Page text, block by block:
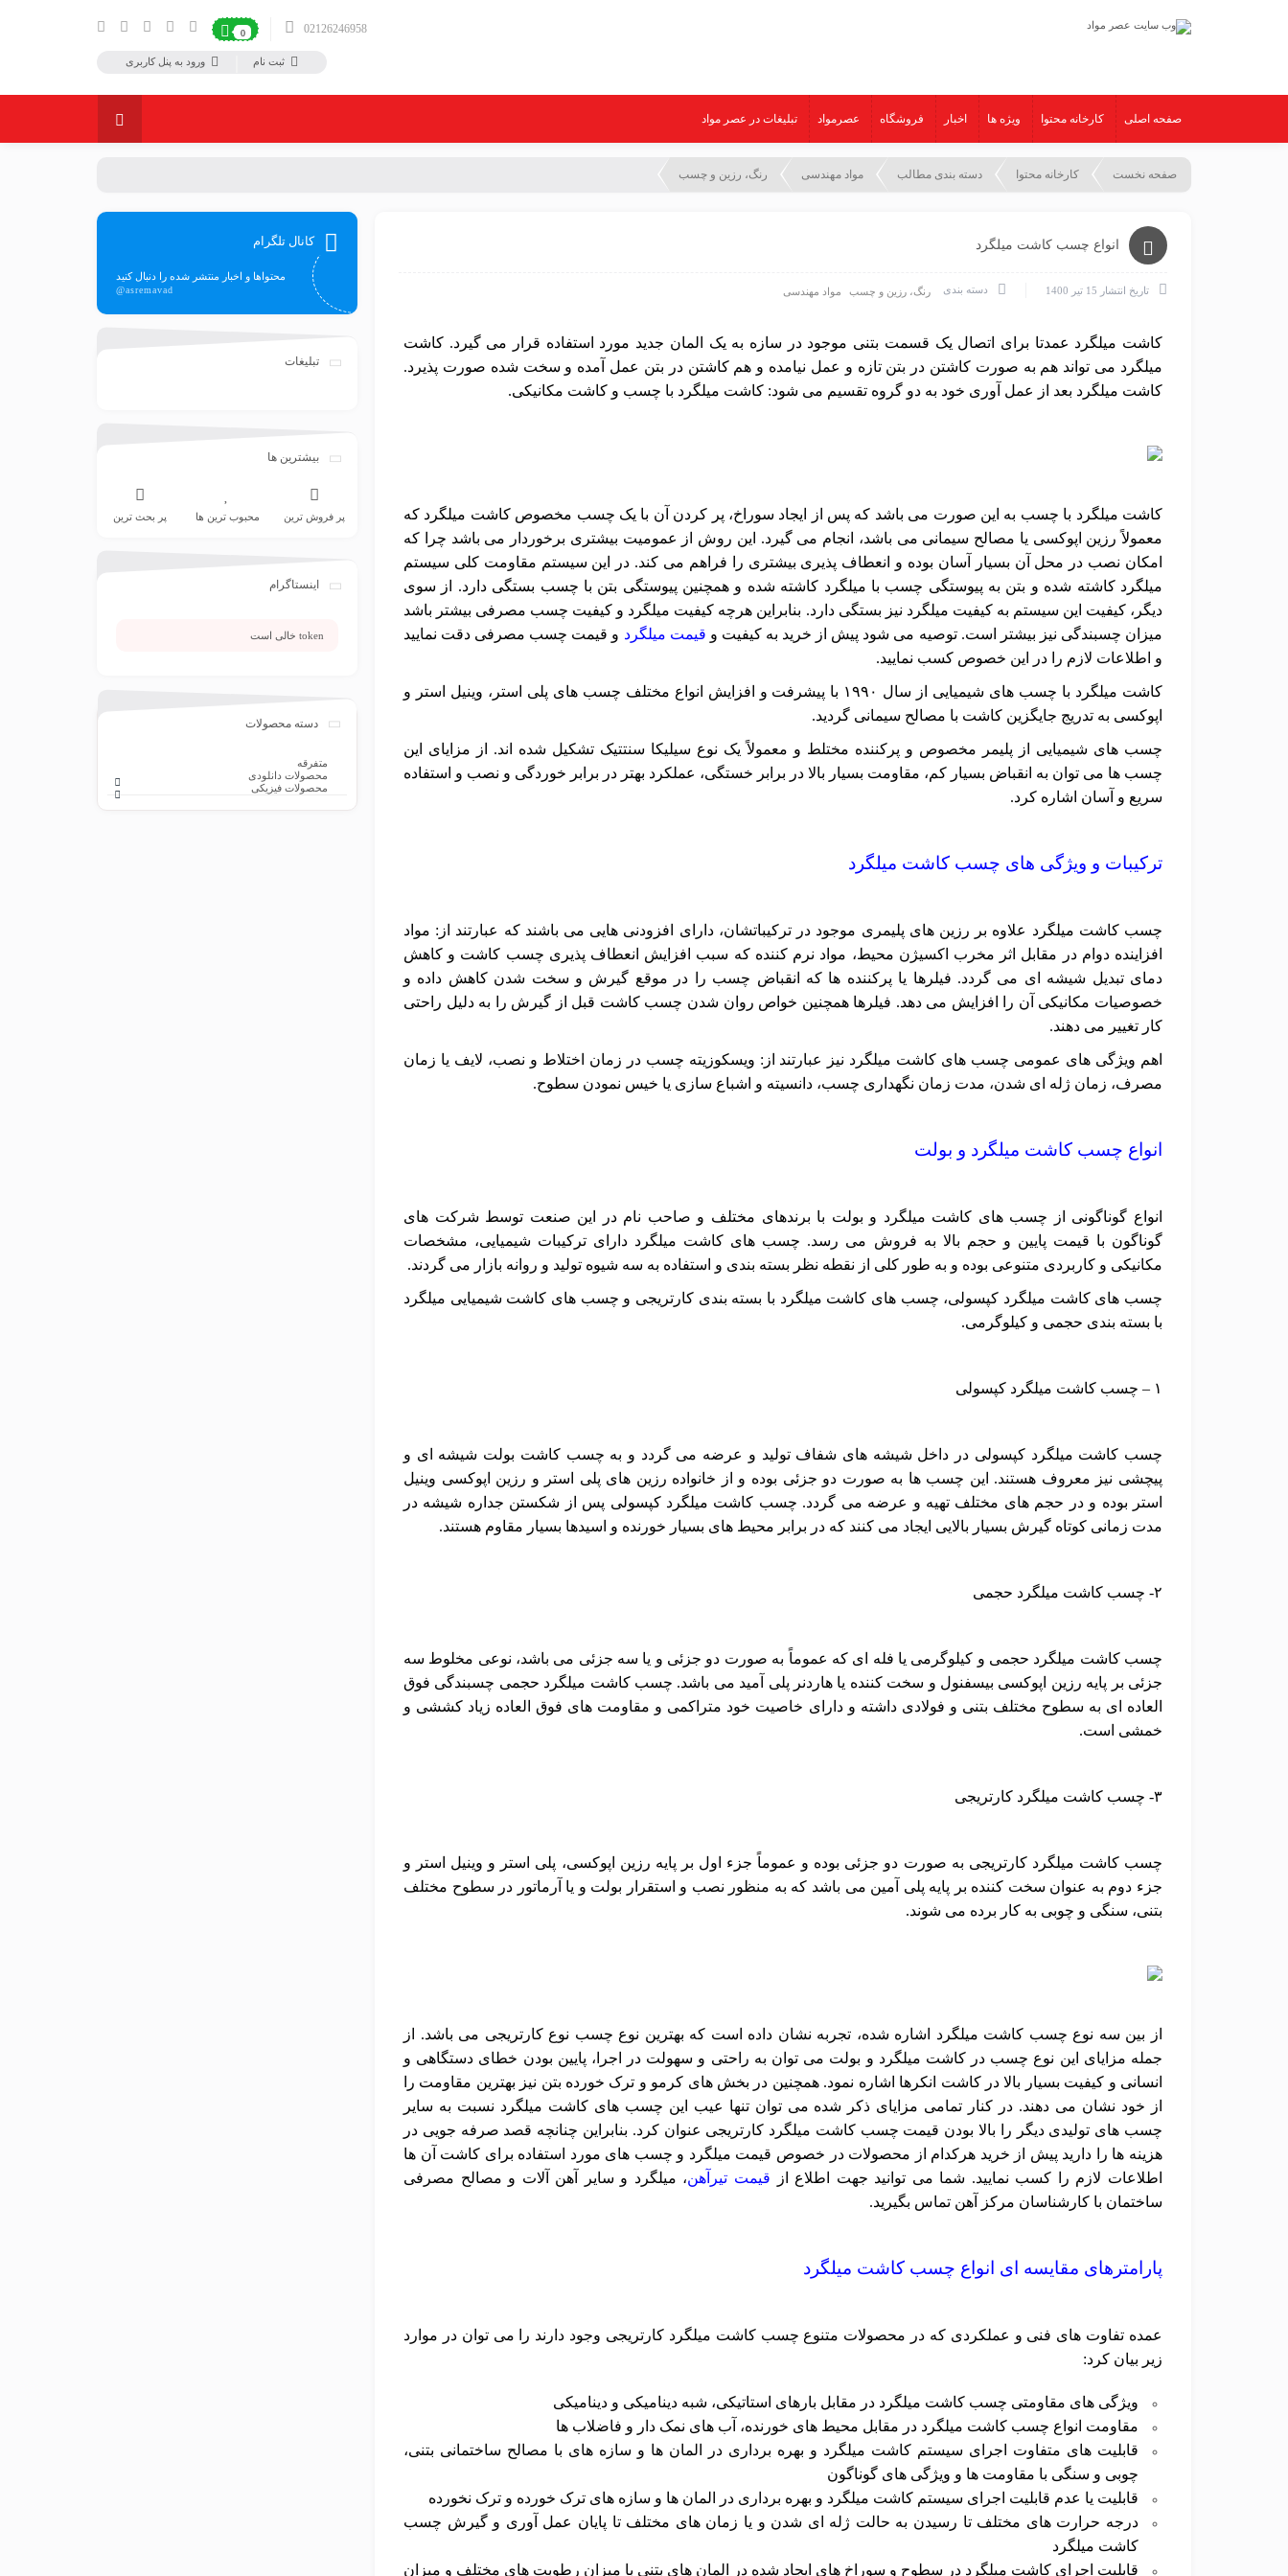
0 02126246958
ثبت نام ورود به پنل کاربری
صفحه اصلی کارخانه محتوا ویژه ها اخبار فروشگاه عصرمواد تبلیغات در عصر مواد
صفحه نخست کارخانه محتوا دسته بندی مطالب مواد مهندسی رنگ، رزین و چسب
انواع چسب کاشت میلگرد
تاریخ انتشار 15 تیر 1400 دسته بندی رنگ، رزین و چسب مواد مهندسی
کاشت میلگرد عمدتا برای اتصال یک قسمت بتنی موجود در سازه به یک المان جدید مورد استفاده قرار می گیرد. کاشت
میلگرد می تواند هم به صورت کاشتن در بتن تازه و عمل نیامده و هم کاشتن در بتن عمل آمده و سخت شده صورت پذیرد.
کاشت میلگرد بعد از عمل آوری خود به دو گروه تقسیم می شود: کاشت میلگرد با چسب و کاشت مکانیکی.
کاشت میلگرد با چسب به این صورت می باشد که پس از ایجاد سوراخ، پر کردن آن با یک چسب مخصوص کاشت میلگرد که
معمولاً رزین اپوکسی یا مصالح سیمانی می باشد، انجام می گیرد. این روش از عمومیت بیشتری برخوردار می باشد چرا که
امکان نصب در محل آن بسیار آسان بوده و انعطاف پذیری بیشتری را فراهم می کند. در این سیستم مقاومت کلی سیستم
میلگرد کاشته شده و بتن به پیوستگی چسب با میلگرد کاشته شده و همچنین پیوستگی بتن با چسب بستگی دارد. از سوی
دیگر، کیفیت این سیستم به کیفیت میلگرد نیز بستگی دارد. بنابراین هرچه کیفیت میلگرد و کیفیت چسب مصرفی بیشتر باشد
میزان چسبندگی نیز بیشتر است. توصیه می شود پیش از خرید به کیفیت و قیمت میلگرد و قیمت چسب مصرفی دقت نمایید
و اطلاعات لازم را در این خصوص کسب نمایید.
کاشت میلگرد با چسب های شیمیایی از سال ۱۹۹۰ با پیشرفت و افزایش انواع مختلف چسب های پلی استر، وینیل استر و
اپوکسی به تدریج جایگزین کاشت با مصالح سیمانی گردید.
چسب های شیمیایی از پلیمر مخصوص و پرکننده مختلط و معمولاً یک نوع سیلیکا سنتتیک تشکیل شده اند. از مزایای این
چسب ها می توان به انقباض بسیار کم، مقاومت بسیار بالا در برابر خستگی، عملکرد بهتر در برابر خوردگی و نصب و استفاده
سریع و آسان اشاره کرد.
ترکیبات و ویژگی های چسب کاشت میلگرد
چسب کاشت میلگرد علاوه بر رزین های پلیمری موجود در ترکیباتشان، دارای افزودنی هایی می باشند که عبارتند از: مواد
افزاینده دوام در مقابل اثر مخرب اکسیژن محیط، مواد نرم کننده که سبب افزایش انعطاف پذیری چسب کاشت و کاهش
دمای تبدیل شیشه ای می گردد. فیلرها یا پرکننده ها که انقباض چسب را در موقع گیرش و سخت شدن کاهش داده و
خصوصیات مکانیکی آن را افزایش می دهد. فیلرها همچنین خواص روان شدن چسب کاشت قبل از گیرش را به دلیل راحتی
کار تغییر می دهند.
اهم ویژگی های عمومی چسب های کاشت میلگرد نیز عبارتند از: ویسکوزیته چسب در زمان اختلاط و نصب، لایف یا زمان
مصرف، زمان ژله ای شدن، مدت زمان نگهداری چسب، دانسیته و اشباع سازی یا خیس نمودن سطوح.
انواع چسب کاشت میلگرد و بولت
انواع گوناگونی از چسب های کاشت میلگرد و بولت با برندهای مختلف و صاحب نام در این صنعت توسط شرکت های
گوناگون با قیمت پایین و حجم بالا به فروش می رسد. چسب های کاشت میلگرد دارای ترکیبات شیمیایی، مشخصات
مکانیکی و کاربردی متنوعی بوده و به طور کلی از نقطه نظر بسته بندی و استفاده به سه شیوه تولید و روانه بازار می گردند.
چسب های کاشت میلگرد کپسولی، چسب های کاشت میلگرد با بسته بندی کارتریجی و چسب های کاشت شیمیایی میلگرد
با بسته بندی حجمی و کیلوگرمی.
۱ – چسب کاشت میلگرد کپسولی
چسب کاشت میلگرد کپسولی در داخل شیشه های شفاف تولید و عرضه می گردد و به چسب کاشت بولت شیشه ای و
پیچشی نیز معروف هستند. این چسب ها به صورت دو جزئی بوده و از خانواده رزین های پلی استر و رزین اپوکسی وینیل
استر بوده و در حجم های مختلف تهیه و عرضه می گردد. چسب کاشت میلگرد کپسولی پس از شکستن جداره شیشه در
مدت زمانی کوتاه گیرش بسیار بالایی ایجاد می کنند که در برابر محیط های بسیار خورنده و اسیدها بسیار مقاوم هستند.
۲- چسب کاشت میلگرد حجمی
چسب کاشت میلگرد حجمی و کیلوگرمی یا فله ای که عموماً به صورت دو جزئی و یا سه جزئی می باشد، نوعی مخلوط سه
جزئی بر پایه رزین اپوکسی بیسفنول و سخت کننده یا هاردنر پلی آمید می باشد. چسب کاشت میلگرد حجمی چسبندگی فوق
العاده ای به سطوح مختلف بتنی و فولادی داشته و دارای خاصیت خود متراکمی و مقاومت های فوق العاده زیاد کششی و
خمشی است.
۳- چسب کاشت میلگرد کارتریجی
چسب کاشت میلگرد کارتریجی به صورت دو جزئی بوده و عموماً جزء اول بر پایه رزین اپوکسی، پلی استر و وینیل استر و
جزء دوم به عنوان سخت کننده بر پایه پلی آمین می باشد که به منظور نصب و استقرار بولت و یا آرماتور در سطوح مختلف
بتنی، سنگی و چوبی به کار برده می شوند.
از بین سه نوع چسب کاشت میلگرد اشاره شده، تجربه نشان داده است که بهترین نوع چسب نوع کارتریجی می باشد. از
جمله مزایای این نوع چسب در کاشت میلگرد و بولت می توان به راحتی و سهولت در اجرا، پایین بودن خطای دستگاهی و
انسانی و کیفیت بسیار بالا در کاشت انکرها اشاره نمود. همچنین در بخش های کرمو و ترک خورده بتن نیز بهترین مقاومت را
از خود نشان می دهند. در کنار تمامی مزایای ذکر شده می توان تنها عیب این چسب های کاشت میلگرد نسبت به سایر
چسب های تولیدی دیگر را بالا بودن قیمت چسب کاشت میلگرد کارتریجی عنوان کرد. بنابراین چنانچه قصد صرفه جویی در
هزینه ها را دارید پیش از خرید هرکدام از محصولات در خصوص قیمت میلگرد و چسب های مورد استفاده برای کاشت آن ها
اطلاعات لازم را کسب نمایید. شما می توانید جهت اطلاع از قیمت تیرآهن، میلگرد و سایر آهن آلات و مصالح مصرفی
ساختمان با کارشناسان مرکز آهن تماس بگیرید.
پارامترهای مقایسه ای انواع چسب کاشت میلگرد
عمده تفاوت های فنی و عملکردی که در محصولات متنوع چسب کاشت میلگرد کارتریجی وجود دارند را می توان در موارد
زیر بیان کرد:
ویژگی های مقاومتی چسب کاشت میلگرد در مقابل بارهای استاتیکی، شبه دینامیکی و دینامیکی
مقاومت انواع چسب کاشت میلگرد در مقابل محیط های خورنده، آب های نمک دار و فاضلاب ها
قابلیت های متفاوت اجرای سیستم کاشت میلگرد و بهره برداری در المان ها و سازه های با مصالح ساختمانی بتنی،
چوبی و سنگی با مقاومت ها و ویژگی های گوناگون
قابلیت یا عدم قابلیت اجرای سیستم کاشت میلگرد و بهره برداری در المان ها و سازه های ترک خورده و ترک نخورده
درجه حرارت های مختلف تا رسیدن به حالت ژله ای شدن و یا زمان های مختلف تا پایان عمل آوری و گیرش چسب
کاشت میلگرد
قابلیت اجرای کاشت میلگرد در سطوح و سوراخ های ایجاد شده در المان های بتنی با میزان رطوبت های مختلف و میزان
کانال تلگرام
محتواها و اخبار منتشر شده را دنبال کنید
@asremavad
تبلیغات
بیشترین ها
پر فروش ترین محبوب ترین ها پر بحث ترین
اینستاگرام
token خالی است
دسته محصولات
متفرقه
محصولات دانلودی
محصولات فیزیکی